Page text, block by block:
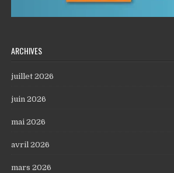
ARCHIVES
juillet 2026
juin 2026
mai 2026
avril 2026
mars 2026